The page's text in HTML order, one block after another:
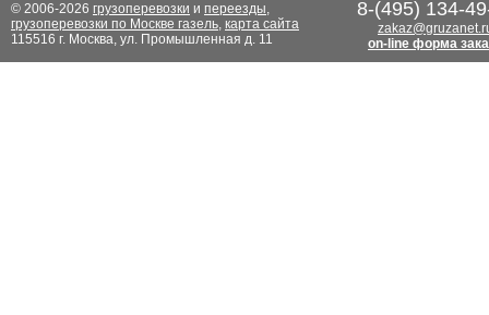
© 2006-2026 грузоперевозки и переезды,
грузоперевозки по Москве газель, карта сайта
115516 г. Москва, ул. Промышленная д. 11
8-(495) 134-
on-line форма